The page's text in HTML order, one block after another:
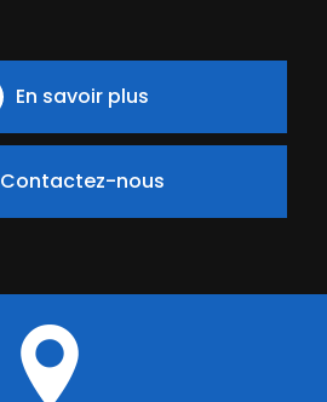
En savoir plus
Contactez-nous